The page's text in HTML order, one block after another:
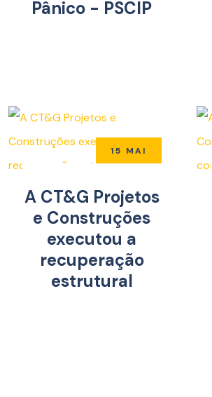
Pânico - PSCIP
15 MAI
A CT&G Projetos
e Construções
executou a
recuperação
estrutural